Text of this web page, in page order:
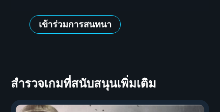
เข้าร่วมการสนทนา
สำรวจเกมที่สนับสนุนเพิ่มเติม